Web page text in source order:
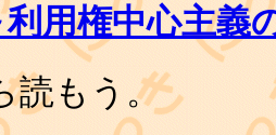
用権中心主義
読もう。